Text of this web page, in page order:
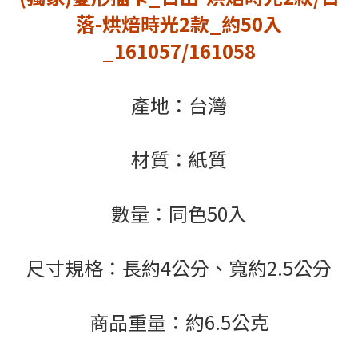
落-烘焙時光2款 _約50入
_161057/161058
產地：台灣
材質：紙質
數量：同色50入
尺寸規格：長約4公分、寬約2.5公分
商品重量：約6.5公克